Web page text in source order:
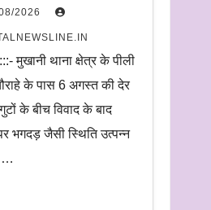
पर की कार्रवाई
2026
मुखानी थाना क्षेत्र के पीली
के पास 6 अगस्त की देर
के बीच विवाद के बाद
भगदड़ जैसी स्थिति उत्पन्न